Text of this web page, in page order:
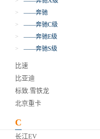
>
——奔驰
>
——奔驰C级
>
——奔驰E级
>
——奔驰S级
比速
比亚迪
标致.雪铁龙
北京重卡
C
长江EV